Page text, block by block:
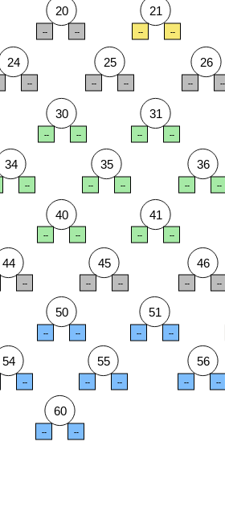
20 21
24 25 26
30 31
34 35 36
40 41
44 45 46
50 51
54 55 56
60
-- -- -- --
-- -- -- -- --
-- -- -- --
-- -- -- -- --
-- -- -- --
-- -- -- -- --
-- -- -- --
-- -- -- -- --
-- --